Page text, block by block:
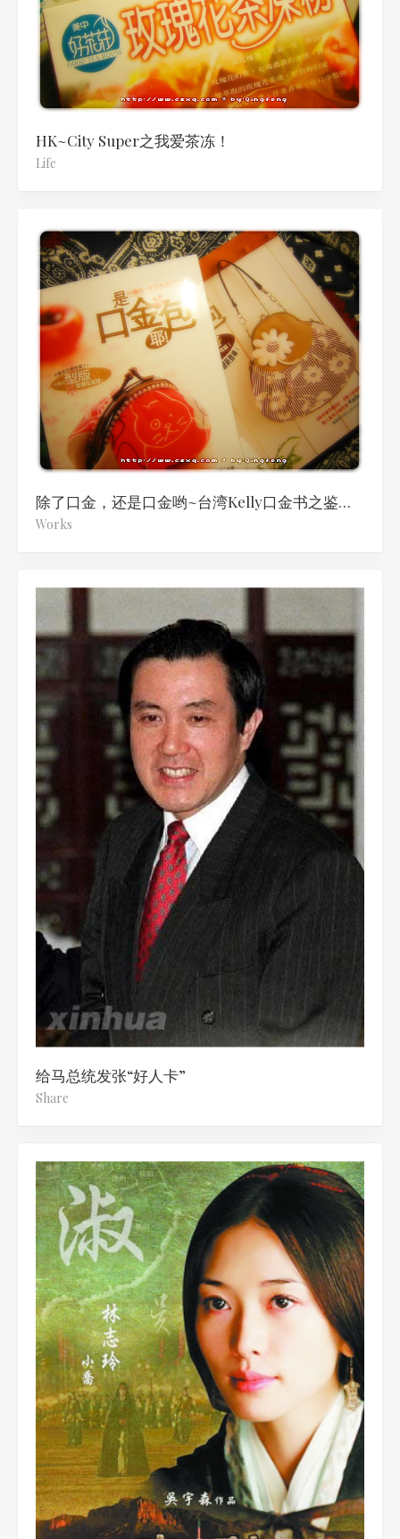
HK~City Super之我爱茶冻！
Life
除了口金，还是口金哟~台湾Kelly口金书之鉴赏笔记
Works
给马总统发张“好人卡”
Share